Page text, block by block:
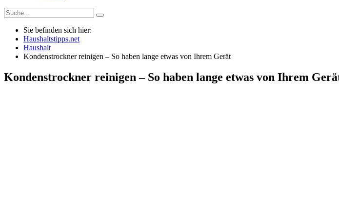
Sie befinden sich hier:
Haushaltstipps.net
Haushalt
Kondenstrockner reinigen – So haben lange etwas von Ihrem Gerät
Kondenstrockner reinigen – So haben lange etwas von Ihrem